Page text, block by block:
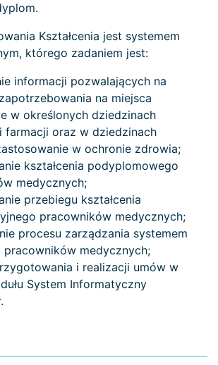
Kształcenia jest systemem
którego zadaniem jest:
informacji pozwalających na
na miejsca
w określonych dziedzinach
farmacji oraz w dziedzinach
w ochronie zdrowia;
kształcenia podyplomowego
medycznych;
przebiegu kształcenia
pracowników medycznych;
procesu zarządzania systemem
pracowników medycznych;
i realizacji umów w
System Informatyczny